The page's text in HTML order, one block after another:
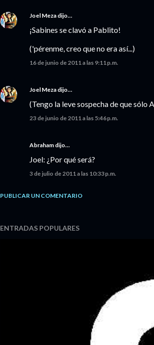
Joel Meza dijo…
¡Sabines se clavó a Pablito!
('pérenme, creo que no era así...)
16 de junio de 2011 a las 9:11 p.m.
Joel Meza dijo…
(Tengo la leve sospecha de que sólo
23 de junio de 2011 a las 5:46 p.m.
Abraham dijo…
Joel: ¿Por qué será?
3 de julio de 2011 a las 10:33 p.m.
PUBLICAR UN COMENTARIO
ENTRADAS POPULARES